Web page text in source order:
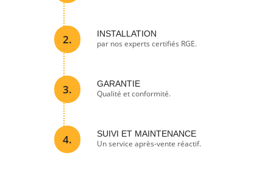
2. INSTALLATION
par nos experts certifiés RGE.
3. GARANTIE
Qualité et conformité.
4. SUIVI ET MAINTENANCE
Un service après-vente réactif.